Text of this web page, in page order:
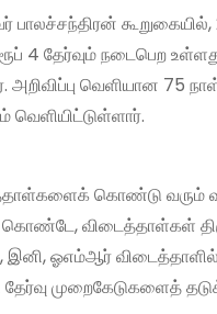
பாலச்சந்திரன்
4 தேர்வும் நடைபெற
அறிவிப்பு வெளியான 75
வெளியிட்டுள்ளார்.
கொண்டு
விடைத்தாள்கள்
ஓஎம்ஆர்
தேர்வு முறைகேடுகளைத்